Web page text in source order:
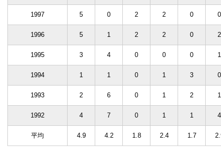
1997 5 0 2 2 0 0
1996 5 1 2 2 0 2
1995 3 4 0 0 0 1
1994 1 1 0 1 3 0
1993 2 6 0 1 2 1
1992 4 7 0 1 1 4
平均 4.9 4.2 1.8 2.4 1.7